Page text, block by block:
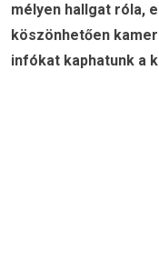
mélyen hallgat róla,
köszönhetően
infókat kaphatunk a